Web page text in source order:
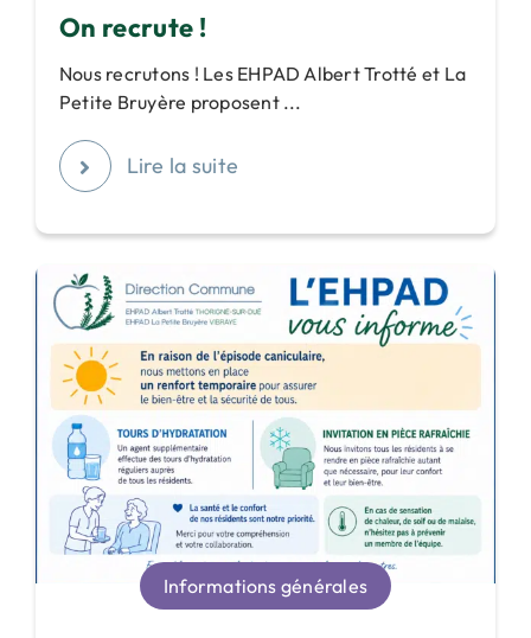
On recrute !
Nous recrutons ! Les EHPAD Albert Trotté et La
Petite Bruyère proposent ...
Lire la suite
Informations générales